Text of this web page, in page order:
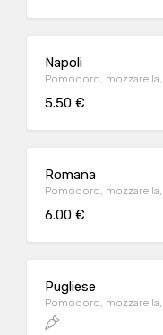
Napoli
Pomodoro,
5.50 €
Romana
Pomodoro,
6.00 €
Pugliese
Pomodoro,